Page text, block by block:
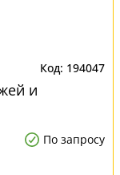
194047
и
По запросу